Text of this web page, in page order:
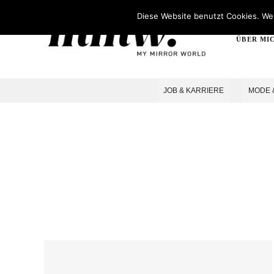
ÜBER
JOB & KARRIERE MODE
Diese Website benutzt Cookies.